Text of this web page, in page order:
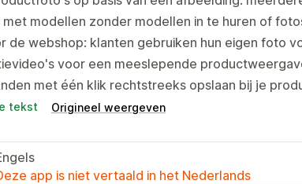
modellen zonder modellen in te huren of
de webshop: klanten gebruiken hun eigen foto
voor een meeslepende
met één klik rechtstreeks opslaan bij je
tekst Origineel weergeven
app is niet vertaald in het Nederlands